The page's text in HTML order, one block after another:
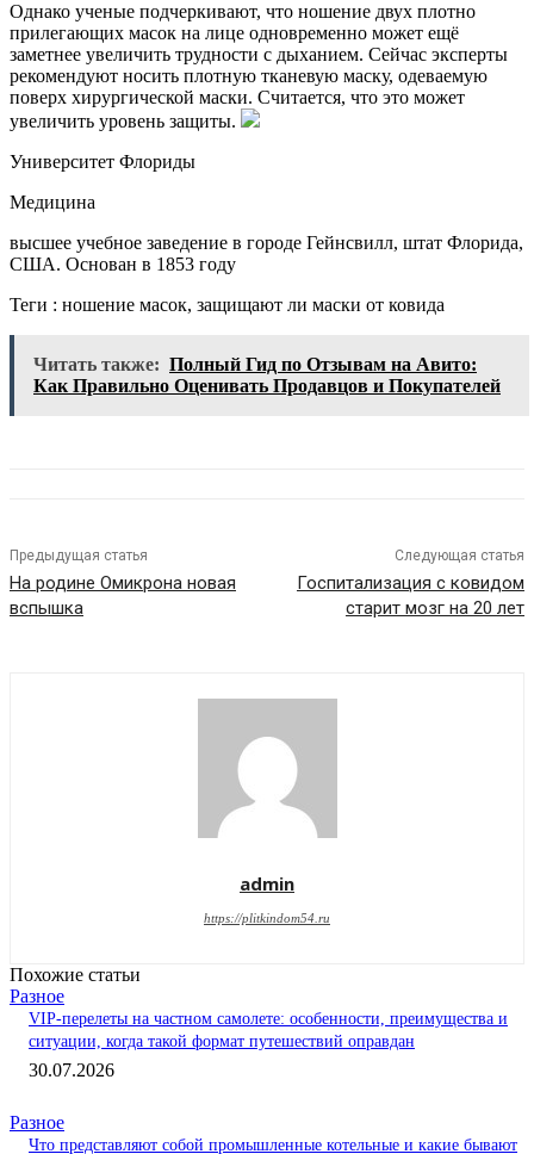
Однако ученые подчеркивают, что ношение двух плотно
прилегающих масок на лице одновременно может ещё
заметнее увеличить трудности с дыханием. Сейчас эксперты
рекомендуют носить плотную тканевую маску, одеваемую
поверх хирургической маски. Считается, что это может
увеличить уровень защиты.
Университет Флориды
Медицина
высшее учебное заведение в городе Гейнсвилл, штат Флорида,
США. Основан в 1853 году
Теги : ношение масок, защищают ли маски от ковида
Читать также: Полный Гид по Отзывам на Авито:
Как Правильно Оценивать Продавцов и Покупателей
Предыдущая статья
На родине Омикрона новая
вспышка
Следующая статья
Госпитализация с ковидом
старит мозг на 20 лет
admin
https://plitkindom54.ru
Похожие статьи
Разное
VIP-перелеты на частном самолете: особенности, преимущества и
ситуации, когда такой формат путешествий оправдан
30.07.2026
Разное
Что представляют собой промышленные котельные и какие бывают